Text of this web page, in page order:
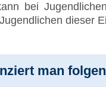
bei
dieser
man